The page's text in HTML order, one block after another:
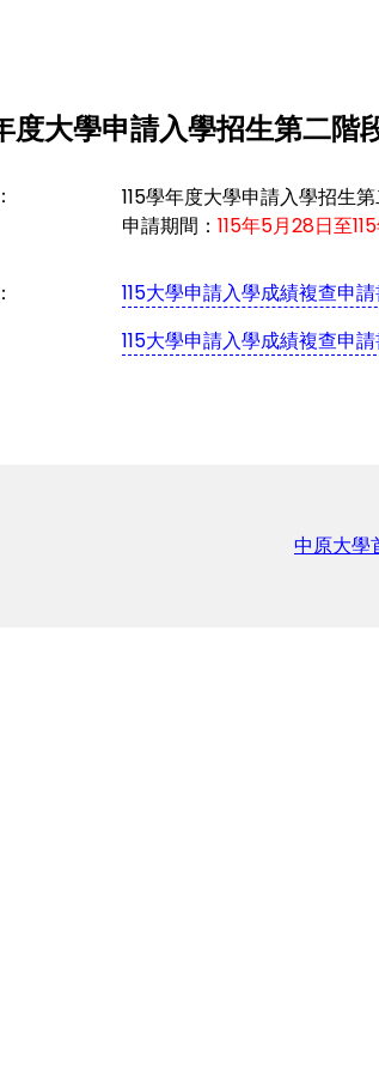
度大學申請入學招生第二
115學年度大學申請入學招生
申請期間：115年5月28日至
115大學申請入學成績複查申
115大學申請入學成績複查申
中原大學